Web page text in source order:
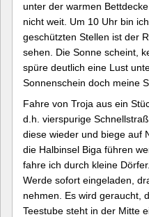
unter der warmen
nicht weit. Um 10 Uhr bin
geschützten Stellen ist der
sehen. Die Sonne scheint,
spüre deutlich eine Lust
Sonnenschein doch meine
Fahre von Troja aus ein
d.h. vierspurige
diese wieder und biege auf
die Halbinsel Biga führen
fahre ich durch kleine
Werde sofort eingeladen,
nehmen. Es wird geraucht,
Teestube steht in der Mitte